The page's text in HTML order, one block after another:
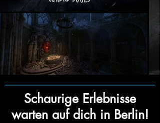
Schaurige Erlebnisse
warten auf dich in Berlin!